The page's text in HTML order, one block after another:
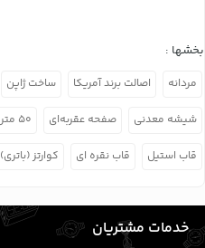
بخشها :
مردانه اصالت برند آمریکا ساخت ژاپن
شیشه معدنی صفحه عقربه‌ای ۵۰ متر ضد آب
قاب استیل قاب نقره ای کوارتز (باتری)
خدمات مشتریان